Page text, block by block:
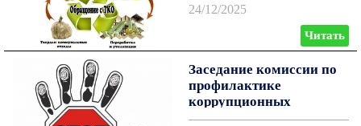
24/12/2025
Читать
Заседание комиссии по
профилактике
коррупционных
нарушений